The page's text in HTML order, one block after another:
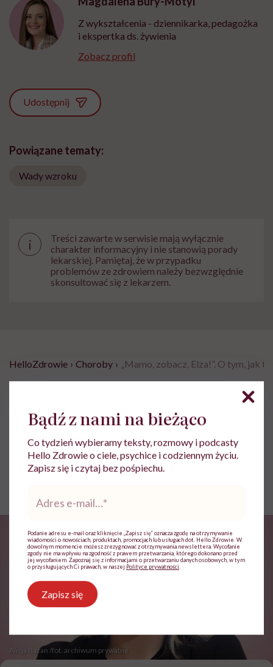
Z wykształcenia - dziennikarka, pedagożka
i ekspertka ds. żywienia
Zobacz profil
Udostępnij
Powiązane tematy:
Wady wzroku
i
Treści zawarte w serwisie mają wyłącznie
charakter informacyjny i nie stanowią porady
lekarskiej. Pamiętaj, że w przypadku
problemów ze zdrowiem należy bezwzględnie
skonsultować się z lekarzem.
HelloZdrowie › Choroby › „Mamo, zobacz, Elza!”. O tym, jak
jak to jest być albinoską,
opowiada Alicja Bazan
Klaudia Kierzkowska
Alicja Bazan /fot. archiwum prywatne
Bądź z nami na bieżąco
Co tydzień wybieramy teksty, rozmowy i podcasty
Hello Zdrowie o ciele, psychice i codziennym życiu.
Zapisz się i czytaj bez pośpiechu.
*
Podanie adresu e-mail oraz kliknięcie „Zapisz się” oznacza zgodę na otrzymywanie
wiadomości o nowościach, produktach, promocjach lub usługach dot. Hello Zdrowie. W
dowolnym momencie możesz zrezygnować z otrzymywania newslettera. Wycofanie
zgody nie ma wpływu na zgodność z prawem przetwarzania, którego dokonano przed
jej wycofaniem. Zapoznaj się z informacjami o przetwarzaniu danych osobowych, w tym
o przysługujących Ci prawach, w naszej Polityce prywatności
Zapisz się